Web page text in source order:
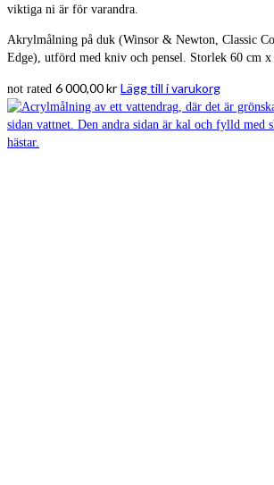
viktiga ni är för varandra.
Akrylmålning på duk (Winsor & Newton, Classic
Edge), utförd med kniv och pensel. Storlek 60 cm x
not rated 6 000,00kr Lägg till i varukorg